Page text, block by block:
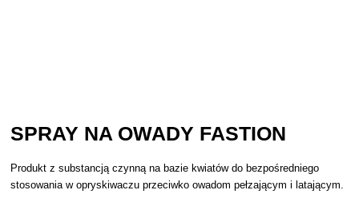
SPRAY NA OWADY FASTION
Produkt z substancją czynną na bazie kwiatów do bezpośredniego
stosowania w opryskiwaczu przeciwko owadom pełzającym i latającym.